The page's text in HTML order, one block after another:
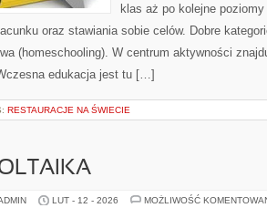
klas aż po kolejne
oraz stawiania sobie celów. Dobre
(homeschooling). W centrum aktywności
edukacja jest tu […]
RESTAURACJE NA ŚWIECIE
LUT - 12 - 2026 MOŻLIWOŚĆ